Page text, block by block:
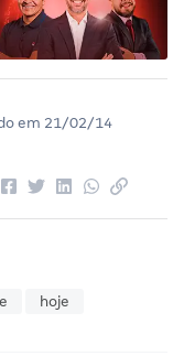
em 21/02/14
hoje